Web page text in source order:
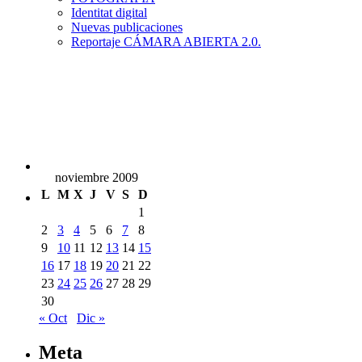
Identitat digital
Nuevas publicaciones
Reportaje CÁMARA ABIERTA 2.0.
noviembre 2009
L M X J V S
D
1
2
3 4 5 6 7
8
9
10 11 12 13 14 15
16 17 18 19 20 21 22
23 24 25 26 27 28 29
30
« Oct
Dic »
Meta